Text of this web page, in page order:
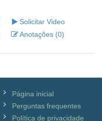
Solicitar Video
Anotações (0)
Página inicial
Perguntas frequentes
Política de privacidade